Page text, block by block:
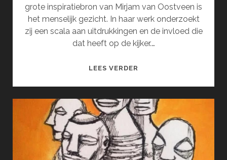
grote inspiratiebron van Mirjam van Oostveen is
het menselijk gezicht. In haar werk onderzoekt
zij een scala aan uitdrukkingen en de invloed die
dat heeft op de kijker.…
LEES VERDER
EN
INGRID
SEWPERSAD